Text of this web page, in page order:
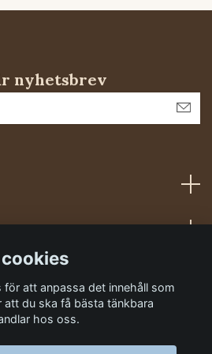
nyhetsbrev
för att anpassa det innehåll som
du ska få bästa tänkbara
hos oss.